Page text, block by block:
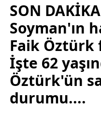
SON
Soyman'ın
Faik Öztürk
İşte 62
Öztürk'ün
durumu....